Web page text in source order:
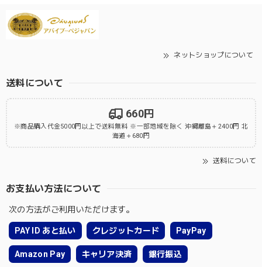
ネットショップについて
送料について
660円
※商品購入代金5000円以上で送料無料 ※一部地域を除く 沖縄離島＋2400円 北
海道＋680円
送料について
お支払い方法について
次の方法がご利用いただけます。
PAY ID あと払い クレジットカード PayPay
Amazon Pay キャリア決済 銀行振込